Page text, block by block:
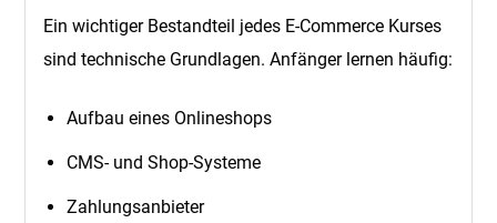
Ein wichtiger Bestandteil jedes E-Commerce Kurses
sind technische Grundlagen. Anfänger lernen häufig:
Aufbau eines Onlineshops
CMS- und Shop-Systeme
Zahlungsanbieter